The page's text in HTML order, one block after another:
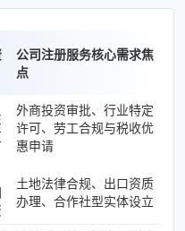
公司注册服务核心需求焦
点
外商投资审批、行业特定
许可、劳工合规与税收优
惠申请
土地法律合规、出口资质
办理、合作社型实体设立